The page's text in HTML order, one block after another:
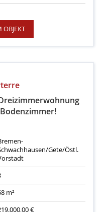
OBJEKT
Gete/Östl.
m²
€